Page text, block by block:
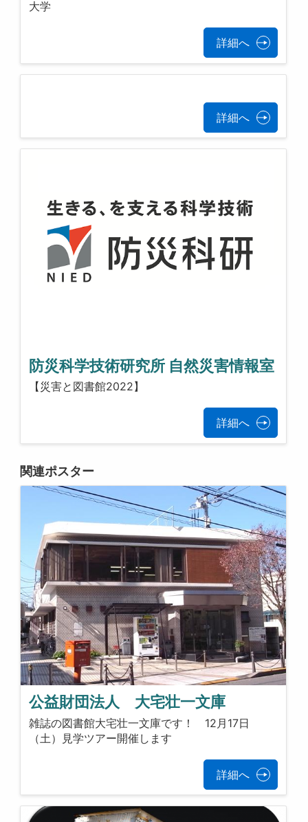
大学
詳細へ
詳細へ
防災科学技術研究所 自然災害情報室
【災害と図書館2022】
詳細へ
関連ポスター
公益財団法人 大宅壮一文庫
雑誌の図書館大宅壮一文庫です！ 12月17日
（土）見学ツアー開催します
詳細へ